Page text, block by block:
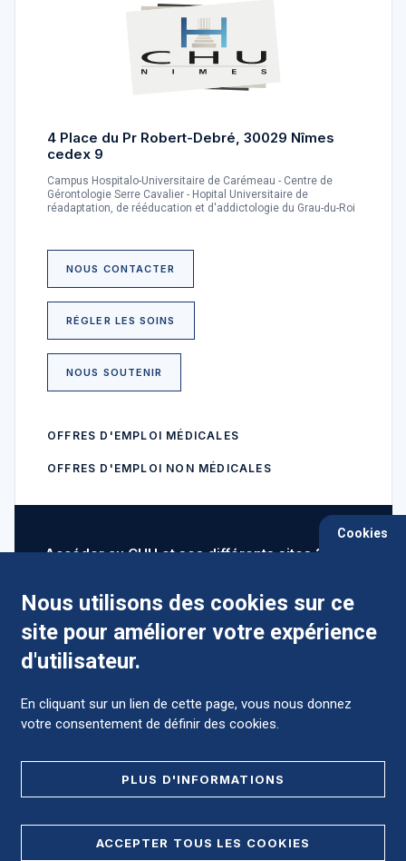
4 Place du Pr Robert-Debré, 30029 Nîmes
cedex 9
Campus Hospitalo-Universitaire de Carémeau - Centre de
Gérontologie Serre Cavalier - Hopital Universitaire de
réadaptation, de rééducation et d'addictologie du Grau-du-Roi
NOUS CONTACTER
RÉGLER LES SOINS
NOUS SOUTENIR
OFFRES D'EMPLOI MÉDICALES
OFFRES D'EMPLOI NON MÉDICALES
Accéder au CHU et ses différents sites ?
Comment préparer mon hospitalisation ?
Cookies
Nous utilisons des cookies sur ce
site pour améliorer votre expérience
d'utilisateur.
En cliquant sur un lien de cette page, vous nous donnez
votre consentement de définir des cookies.
PLUS D'INFORMATIONS
ACCEPTER TOUS LES COOKIES